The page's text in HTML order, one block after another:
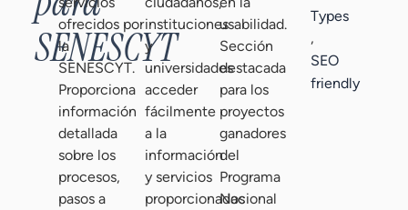
SENESCYT
ofrecidos por
la
SENESCYT.
Proporciona
información
detallada
sobre los
procesos,
pasos a
instituciones
y
universidades
acceder
fácilmente
a la
información
y servicios
proporcionados
usabilidad.
Sección
destacada
para los
proyectos
ganadores
del
Programa
Nacional
Types
,
SEO
friendly